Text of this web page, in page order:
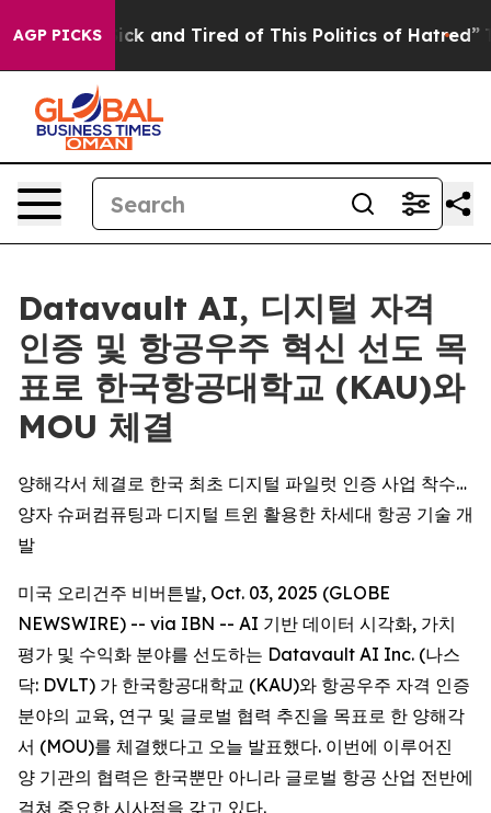
AGP PICKS
Sick and Tired of This Politics of Hatred” The
Datavault AI, 디지털 자격
인증 및 항공우주 혁신 선도 목
표로 한국항공대학교 (KAU)와
MOU 체결
양해각서 체결로 한국 최초 디지털 파일럿 인증 사업 착수…
양자 슈퍼컴퓨팅과 디지털 트윈 활용한 차세대 항공 기술 개
발
미국 오리건주 비버튼발, Oct. 03, 2025 (GLOBE
NEWSWIRE) -- via IBN -- AI 기반 데이터 시각화, 가치
평가 및 수익화 분야를 선도하는 Datavault AI Inc. (나스
닥: DVLT) 가 한국항공대학교 (KAU)와 항공우주 자격 인증
분야의 교육, 연구 및 글로벌 협력 추진을 목표로 한 양해각
서 (MOU)를 체결했다고 오늘 발표했다. 이번에 이루어진
양 기관의 협력은 한국뿐만 아니라 글로벌 항공 산업 전반에
걸쳐 중요한 시사점을 갖고 있다.